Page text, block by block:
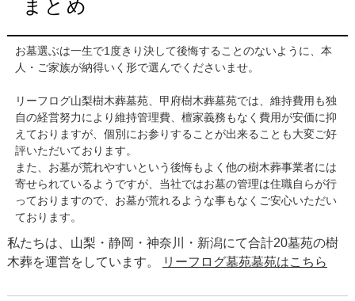
まとめ
お墓選ぶは一生で1度きり決して後悔することのないように、本
人・ご家族が納得いく形で選んでくださいませ。
リーフログ山梨樹木葬墓苑、甲府樹木葬墓苑では、維持費用も独
自の経営努力により維持管理費、檀家義務もなく費用が安価に抑
えておりますが、個別にお参りすることが出来ることも大変ご好
評いただいております。
また、お墓が荒れやすいという後悔もよく他の樹木葬事業者には
寄せられているようですが、当社ではお墓の管理は住職自らが行
っておりますので、お墓が荒れるような事もなくご安心いただい
ております。
私たちは、山梨・静岡・神奈川・新潟にて合計20墓苑の樹
木葬を運営をしています。
リーフログ墓苑墓苑はこちら